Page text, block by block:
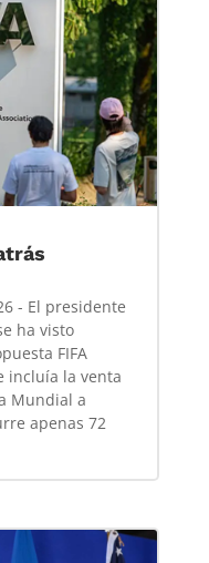
- El presidente
ha visto
FIFA
incluía la venta
Mundial a
apenas 72